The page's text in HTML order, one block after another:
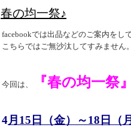
春の均一祭♪
facebookでは出品などのご案内をし
こちらではご無沙汰してすみません
今回は、 『春の均一祭
4月15日（金）～18日（